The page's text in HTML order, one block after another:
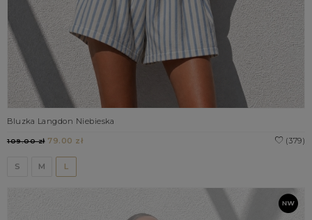
Bluzka Langdon Niebieska
(379)
109.00 zł79.00 zł
S M L